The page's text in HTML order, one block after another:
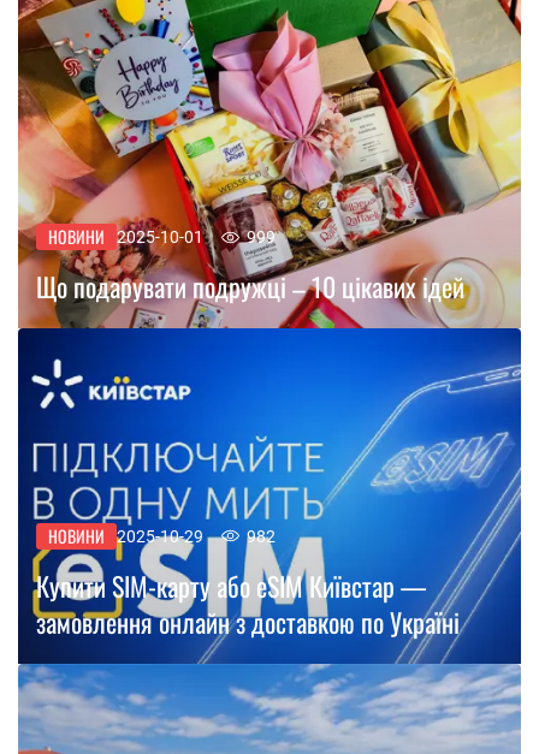
НОВИНИ 2025-10-01 999
Що подарувати подружці – 10 цікавих ідей
НОВИНИ 2025-10-29 982
Купити SIM-карту або eSIM Київстар —
замовлення онлайн з доставкою по Україні